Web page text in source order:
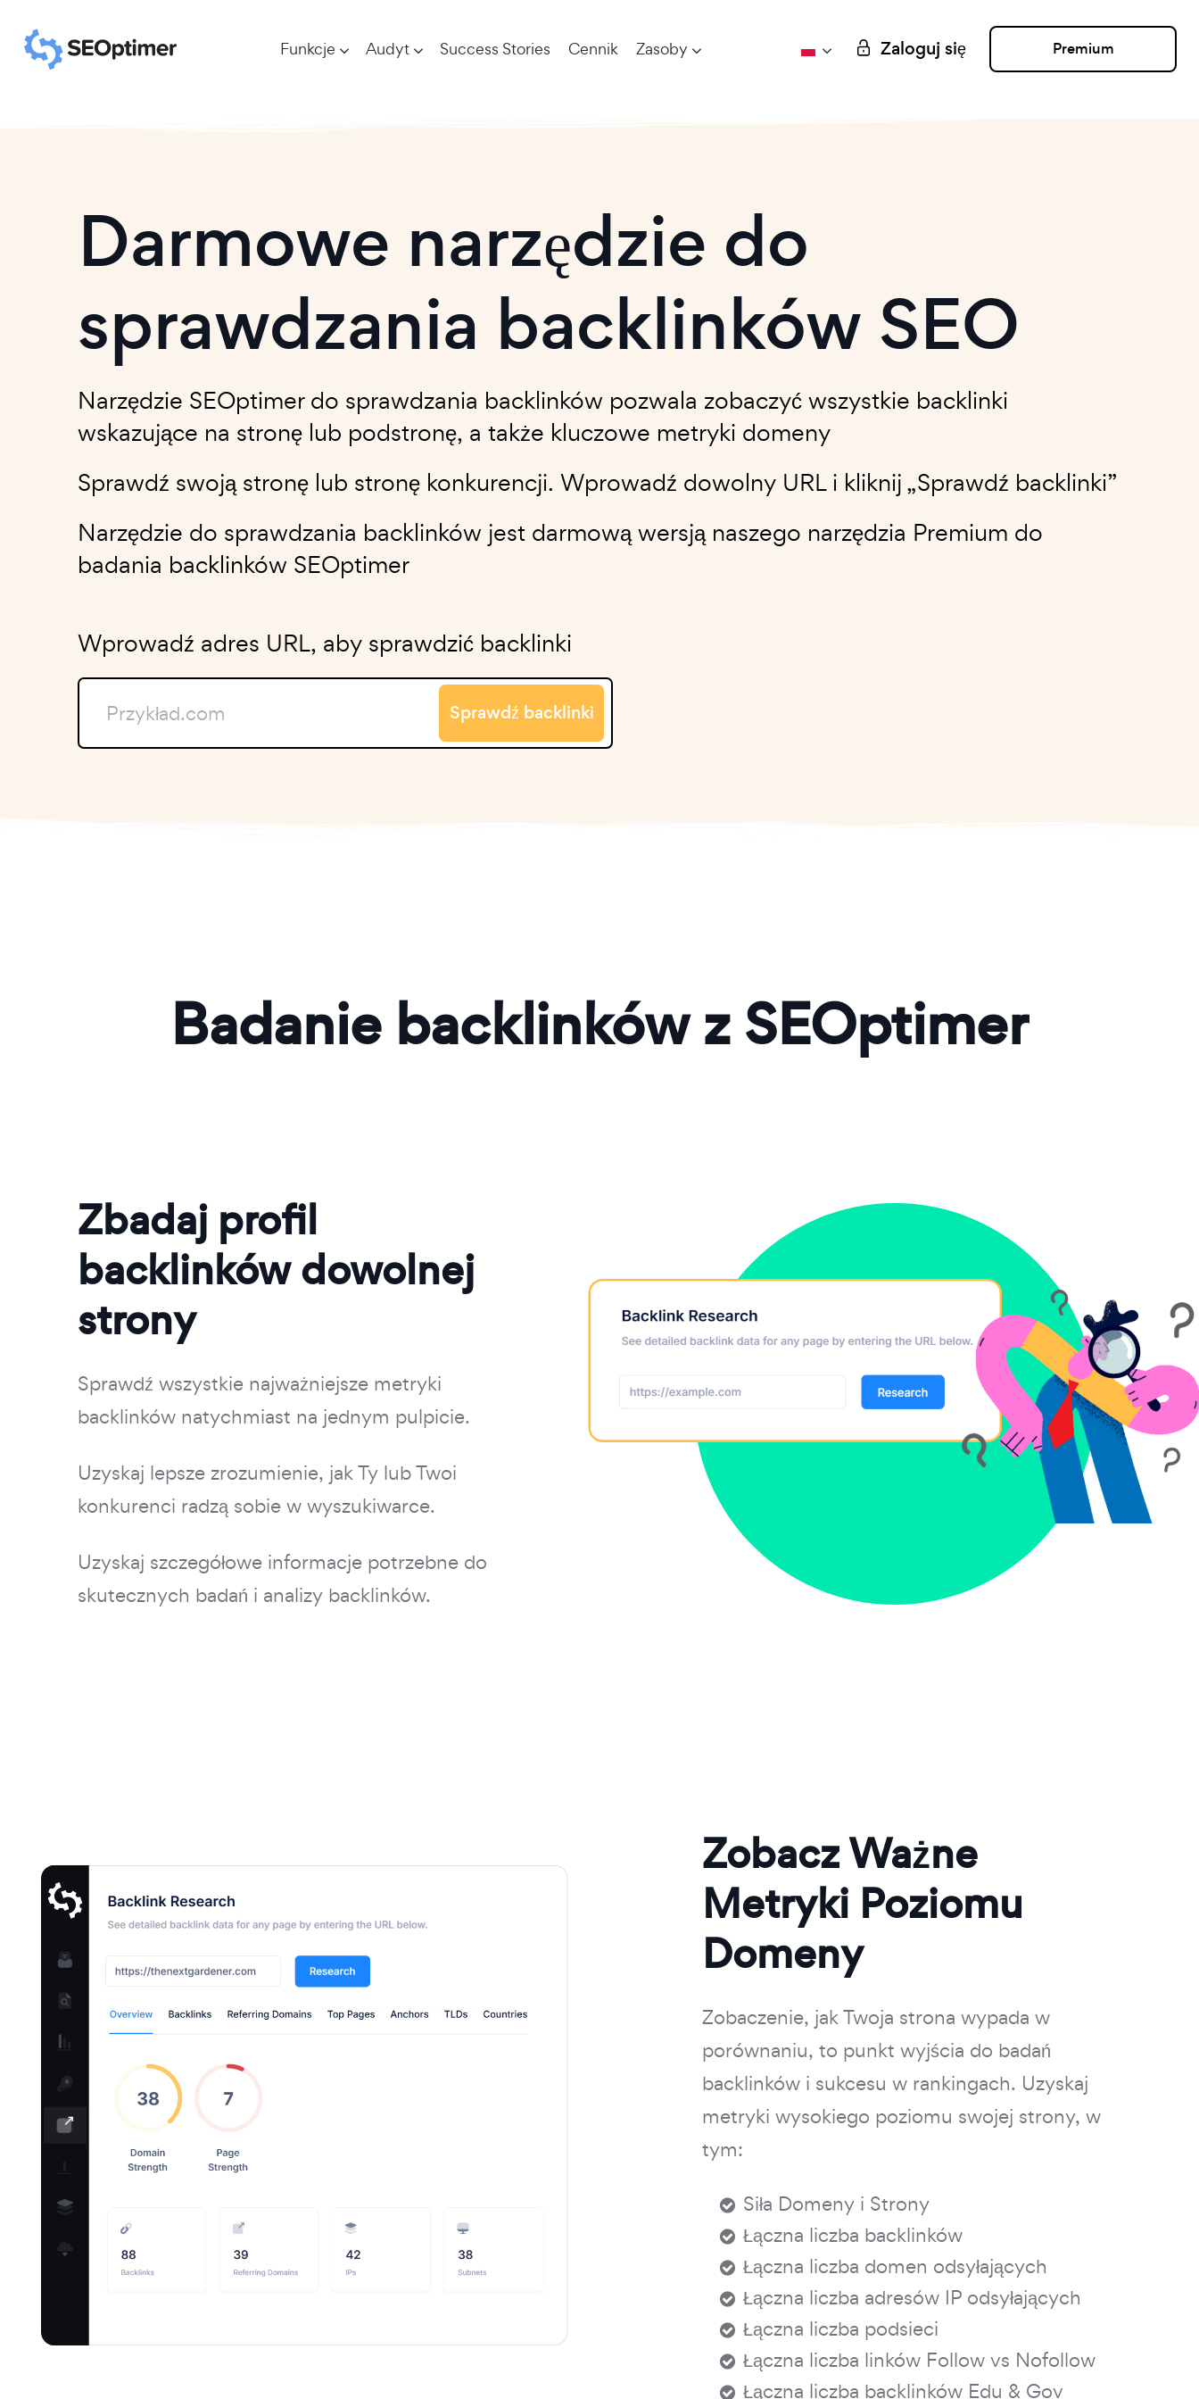
Funkcje Audyt Success Stories Cennik Zasoby Zaloguj się Premium
Darmowe narzędzie do
sprawdzania backlinków SEO
Narzędzie SEOptimer do sprawdzania backlinków pozwala zobaczyć wszystkie backlinki
wskazujące na stronę lub podstronę, a także kluczowe metryki domeny
Sprawdź swoją stronę lub stronę konkurencji. Wprowadź dowolny URL i kliknij „Sprawdź backlinki”
Narzędzie do sprawdzania backlinków jest darmową wersją naszego narzędzia Premium do
badania backlinków SEOptimer
Wprowadź adres URL, aby sprawdzić backlinki
Sprawdź backlinki
Badanie backlinków z SEOptimer
Zbadaj profil
backlinków dowolnej
strony
Sprawdź wszystkie najważniejsze metryki
backlinków natychmiast na jednym pulpicie.
Uzyskaj lepsze zrozumienie, jak Ty lub Twoi
konkurenci radzą sobie w wyszukiwarce.
Uzyskaj szczegółowe informacje potrzebne do
skutecznych badań i analizy backlinków.
Zobacz Ważne
Metryki Poziomu
Domeny
Zobaczenie, jak Twoja strona wypada w
porównaniu, to punkt wyjścia do badań
backlinków i sukcesu w rankingach. Uzyskaj
metryki wysokiego poziomu swojej strony, w
tym:
Siła Domeny i Strony
Łączna liczba backlinków
Łączna liczba domen odsyłających
Łączna liczba adresów IP odsyłających
Łączna liczba podsieci
Łączna liczba linków Follow vs Nofollow
Łączna liczba backlinków Edu & Gov